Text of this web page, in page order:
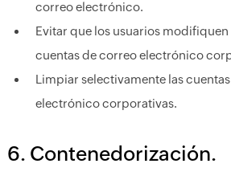
correo electrónico.
Evitar que los usuarios modifiquen
cuentas de correo electrónico
Limpiar selectivamente las
electrónico corporativas.
6. Contenedorización.